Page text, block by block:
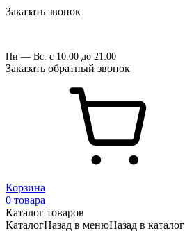
Заказать звонок
Пн — Вс: с 10:00 до 21:00
Заказать обратный звонок
Корзина
0 товара
Каталог товаров
КаталогНазад в менюНазад в каталог